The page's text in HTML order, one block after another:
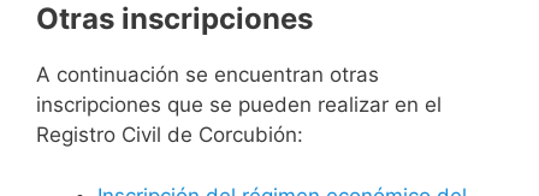
Otras inscripciones
A continuación se encuentran otras
inscripciones que se pueden realizar en el
Registro Civil de Corcubión: